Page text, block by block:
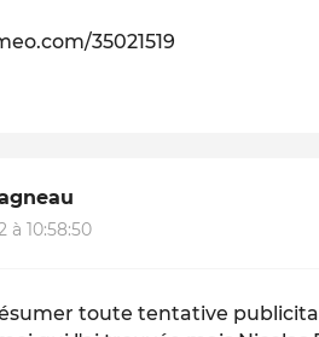
35021519
à 10:58:50
toute tentative